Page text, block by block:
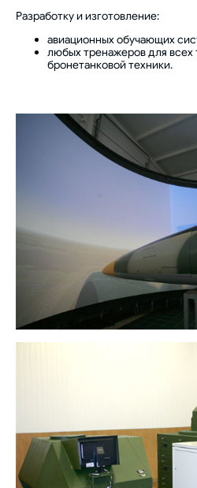
Разработку и изготовление:
авиационных обучающих
любых тренажеров для всех
бронетанковой техники.